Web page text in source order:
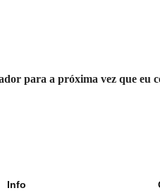
para a próxima vez que eu
Info